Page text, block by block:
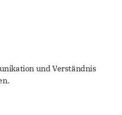
und Verständnis